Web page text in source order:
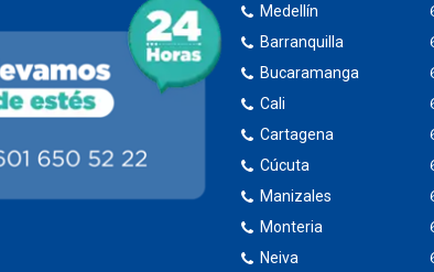
Medellín
Barranquilla
Bucaramanga
Cali
Cartagena
Cúcuta
Manizales
Monteria
Neiva